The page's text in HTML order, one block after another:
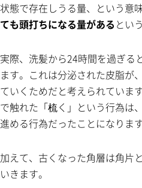
状態で存在しうる量、という意
ても頭打ちになる量がある とい
実際、洗髪から24時間を過ぎる
ます。これは分泌された皮脂が
ていくためだと考えられていま
で触れた「梳く」という行為は
進める行為だったことになります
加えて、古くなった角層は角片
いきます。